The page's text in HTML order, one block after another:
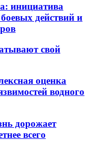
инициатива
действий и
свой
оценка
водного
дорожает
всего